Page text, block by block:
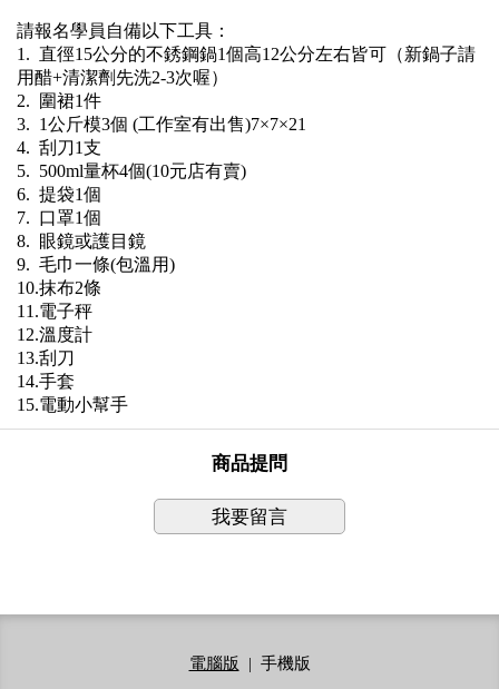
請報名學員自備以下工具：
1. 直徑15公分的不銹鋼鍋1個高12公分左右皆可（新鍋子請
用醋+清潔劑先洗2-3次喔）
2. 圍裙1件
3. 1公斤模3個 (工作室有出售)7×7×21
4. 刮刀1支
5. 500ml量杯4個(10元店有賣)
6. 提袋1個
7. 口罩1個
8. 眼鏡或護目鏡
9. 毛巾一條(包溫用)
10.抹布2條
11.電子秤
12.溫度計
13.刮刀
14.手套
15.電動小幫手
商品提問
我要留言
電腦版 | 手機版